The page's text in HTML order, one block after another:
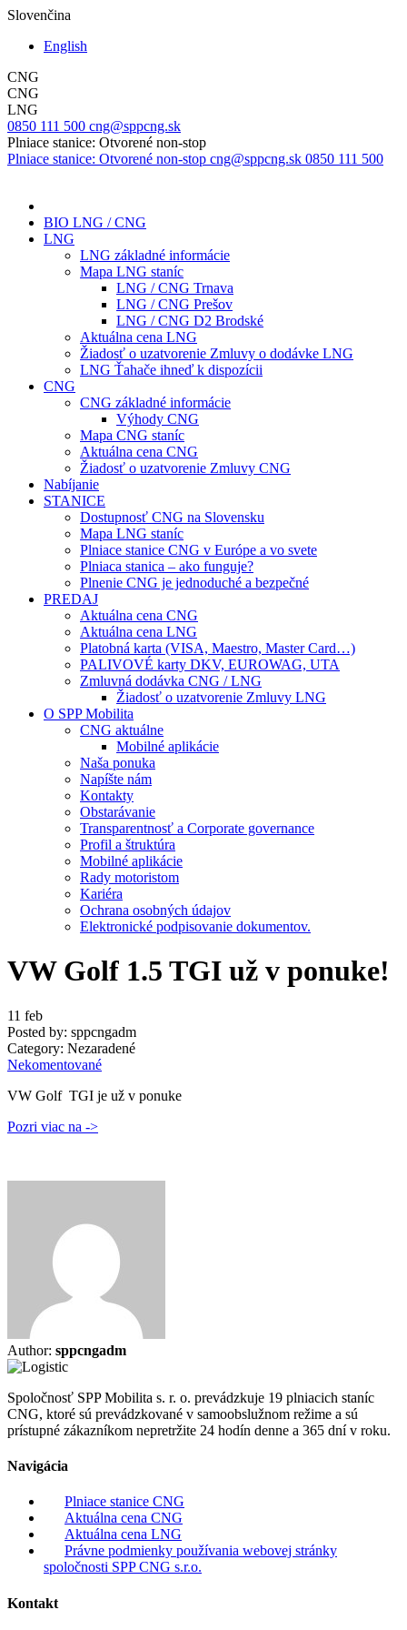
Slovenčina
English
CNG
CNG
LNG
0850 111 500 cng@sppcng.sk
Plniace stanice: Otvorené non-stop
Plniace stanice: Otvorené non-stop cng@sppcng.sk 0850 111 500
BIO LNG / CNG
LNG
LNG základné informácie
Mapa LNG staníc
LNG / CNG Trnava
LNG / CNG Prešov
LNG / CNG D2 Brodské
Aktuálna cena LNG
Žiadosť o uzatvorenie Zmluvy o dodávke LNG
LNG Ťahače ihneď k dispozícii
CNG
CNG základné informácie
Výhody CNG
Mapa CNG staníc
Aktuálna cena CNG
Žiadosť o uzatvorenie Zmluvy CNG
Nabíjanie
STANICE
Dostupnosť CNG na Slovensku
Mapa LNG staníc
Plniace stanice CNG v Európe a vo svete
Plniaca stanica – ako funguje?
Plnenie CNG je jednoduché a bezpečné
PREDAJ
Aktuálna cena CNG
Aktuálna cena LNG
Platobná karta (VISA, Maestro, Master Card…)
PALIVOVÉ karty DKV, EUROWAG, UTA
Zmluvná dodávka CNG / LNG
Žiadosť o uzatvorenie Zmluvy LNG
O SPP Mobilita
CNG aktuálne
Mobilné aplikácie
Naša ponuka
Napíšte nám
Kontakty
Obstarávanie
Transparentnosť a Corporate governance
Profil a štruktúra
Mobilné aplikácie
Rady motoristom
Kariéra
Ochrana osobných údajov
Elektronické podpisovanie dokumentov.
VW Golf 1.5 TGI už v ponuke!
11 feb
Posted by: sppcngadm
Category: Nezaradené
Nekomentované
VW Golf TGI je už v ponuke
Pozri viac na ->
Author: sppcngadm
Spoločnosť SPP Mobilita s. r. o. prevádzkuje 19 plniacich staníc
CNG, ktoré sú prevádzkované v samoobslužnom režime a sú
prístupné zákazníkom nepretržite 24 hodín denne a 365 dní v roku.
Navigácia
Plniace stanice CNG
Aktuálna cena CNG
Aktuálna cena LNG
Právne podmienky používania webovej stránky
spoločnosti SPP CNG s.r.o.
Kontakt